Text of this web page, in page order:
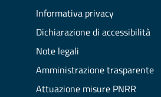
Informativa privacy
Dichiarazione di accessibilità
Note legali
Amministrazione trasparente
Attuazione misure PNRR